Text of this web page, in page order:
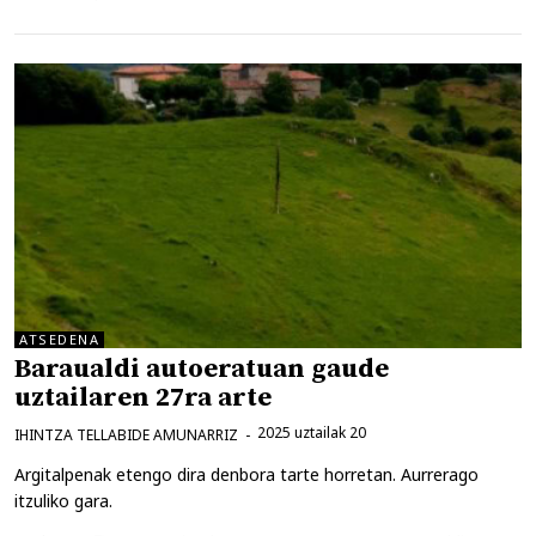
ATSEDENA
Baraualdi autoeratuan gaude
uztailaren 27ra arte
2025 uztailak 20
IHINTZA TELLABIDE AMUNARRIZ
Argitalpenak etengo dira denbora tarte horretan. Aurrerago
itzuliko gara.